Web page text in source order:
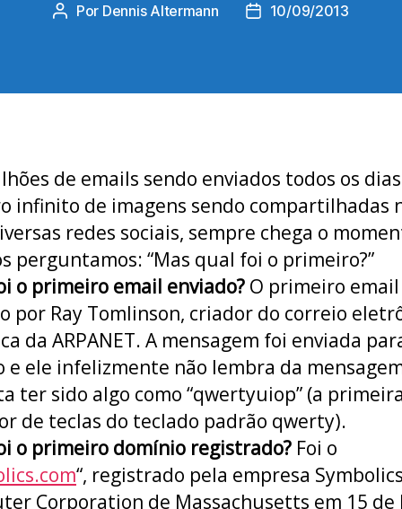
Autor
Por Dennis Altermann
Data10/09/2013
de emails sendo enviados todos os
infinito de imagens sendo compartilhadas
redes sociais, sempre chega o
perguntamos: “Mas qual foi o primeiro?”
o primeiro email enviado? O primeiro
por Ray Tomlinson, criador do correio
da ARPANET. A mensagem foi enviada
e ele infelizmente não lembra da
ter sido algo como “qwertyuiop” (a
de teclas do teclado padrão qwerty).
o primeiro domínio registrado? Foi o
“, registrado pela empresa Symbolics
Corporation de Massachusetts em 15 de